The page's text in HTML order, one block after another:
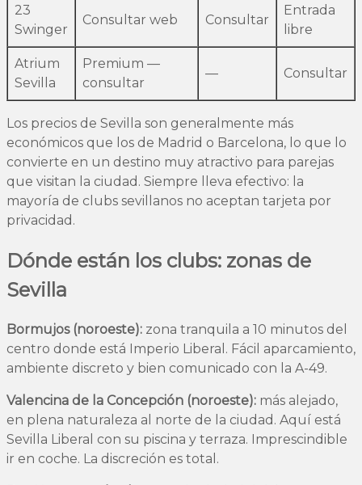
23
Swinger
Consultar web Consultar
Entrada
libre
Atrium
Sevilla
Premium —
consultar
— Consultar
Los precios de Sevilla son generalmente más
económicos que los de Madrid o Barcelona, lo que lo
convierte en un destino muy atractivo para parejas
que visitan la ciudad. Siempre lleva efectivo: la
mayoría de clubs sevillanos no aceptan tarjeta por
privacidad.
Dónde están los clubs: zonas de
Sevilla
Bormujos (noroeste): zona tranquila a 10 minutos del
centro donde está Imperio Liberal. Fácil aparcamiento,
ambiente discreto y bien comunicado con la A-49.
Valencina de la Concepción (noroeste): más alejado,
en plena naturaleza al norte de la ciudad. Aquí está
Sevilla Liberal con su piscina y terraza. Imprescindible
ir en coche. La discreción es total.